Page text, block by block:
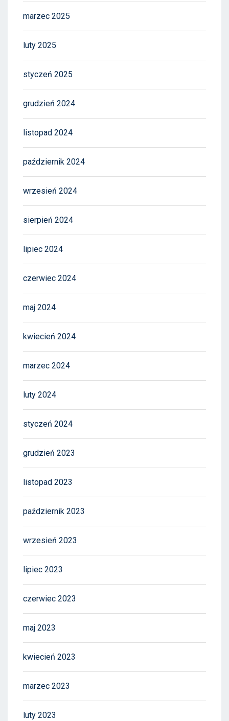
marzec 2025
luty 2025
styczeń 2025
grudzień 2024
listopad 2024
październik 2024
wrzesień 2024
sierpień 2024
lipiec 2024
czerwiec 2024
maj 2024
kwiecień 2024
marzec 2024
luty 2024
styczeń 2024
grudzień 2023
listopad 2023
październik 2023
wrzesień 2023
lipiec 2023
czerwiec 2023
maj 2023
kwiecień 2023
marzec 2023
luty 2023